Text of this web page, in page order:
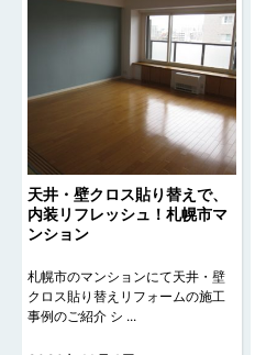
天井・壁クロス貼り替えで、
内装リフレッシュ！札幌市マ
ンション
札幌市のマンションにて天井・壁
クロス貼り替えリフォームの施工
事例のご紹介 シ ...